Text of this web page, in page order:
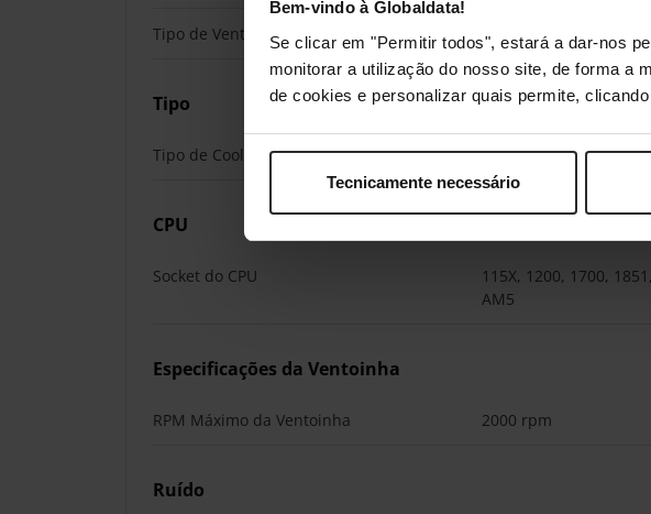
Bem-vindo à Globaldata!
Se clicar em "Permitir todos", estará a dar-nos
monitorar a utilização do nosso site, de forma a
de cookies e personalizar quais permite,
Tecnicamente necessário
Tipo de Ventilação ativo
Tipo
Tipo de Cooler do CPU Torre única
CPU
Socket do CPU
115X, 1200, 1700,
AM5
Especificações da Ventoinha
RPM Máximo da Ventoinha 2000 rpm
Ruído